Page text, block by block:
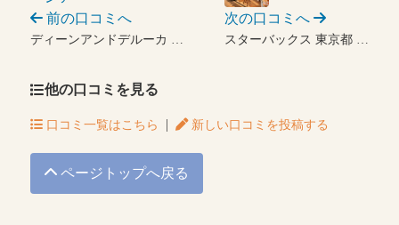
前の口コミへ
ディーンアンドデルーカ …
次の口コミへ
スターバックス 東京都 …
他の口コミを見る
口コミ一覧はこちら | 新しい口コミを投稿する
ページトップへ戻る